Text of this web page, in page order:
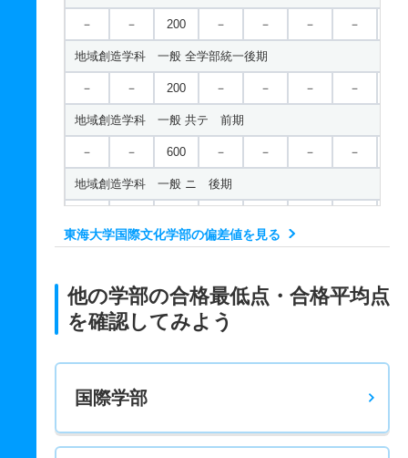
－ － 200 － － － －
地域創造学科 一般 全学部統一後期
－ － 200 － － － －
地域創造学科 一般 共テ 前期
－ － 600 － － － －
地域創造学科 一般 ニ 後期
国際コミュニケーション学科 一般 国際コミュニ
国際コミュニケーション学科 一般 全学部統一前期
－ －
国際コミュニケーション学科 一般 共テ 前期
東海大学国際文化学部の偏差値を見る
他の学部の合格最低点・合格平均点
を確認してみよう
国際学部